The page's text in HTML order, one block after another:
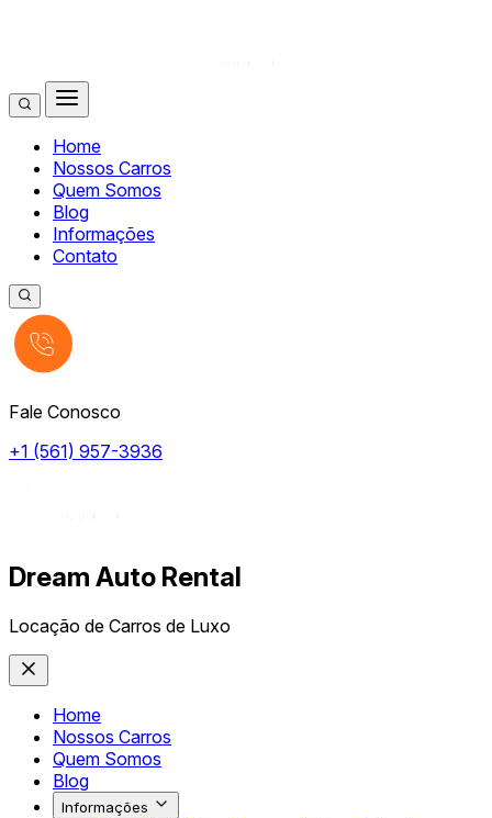
Home
Nossos Carros
Quem Somos
Blog
Informações
Contato
Fale Conosco
+1 (561) 957-3936
Dream Auto Rental
Locação de Carros de Luxo
Home
Nossos Carros
Quem Somos
Blog
Informações